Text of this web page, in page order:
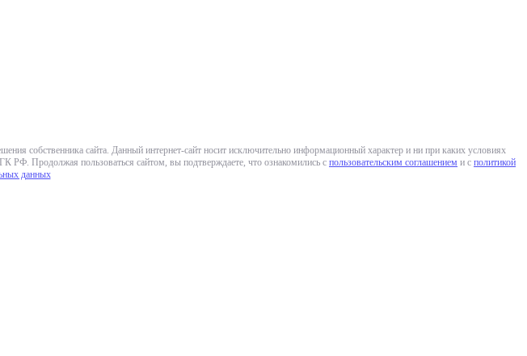
собственника сайта. Данный интернет-сайт носит исключительно информационный характер и ни при каких условиях
РФ. Продолжая пользоваться сайтом, вы подтверждаете, что ознакомились с пользовательским соглашением и с политикой
данных